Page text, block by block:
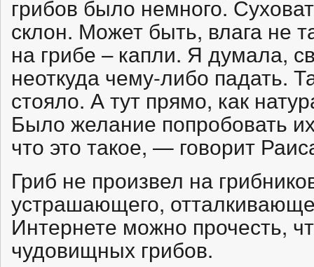
грибов было немного.
склон. Может быть, влага не
на грибе – капли. Я думала,
неоткуда чему-либо падать.
стояло. А тут прямо, как
Было желание попробовать
что это такое, — говорит
Гриб не произвел на
устрашающего,
Интернете можно прочесть,
чудовищных грибов.